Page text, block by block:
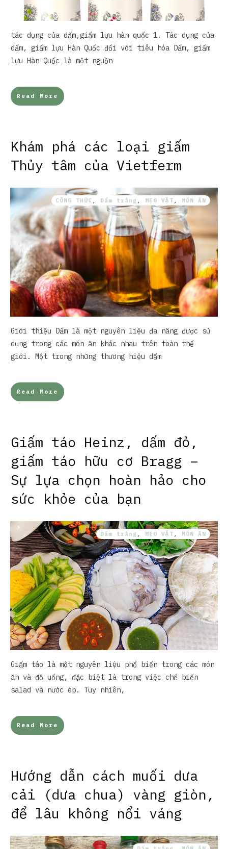
tác dụng của dấm,giấm lựu hàn quốc 1. Tác dụng của
dấm, giấm lựu Hàn Quốc đối với tiêu hóa Dấm, giấm
lựu Hàn Quốc là một nguồn
Read More
Khám phá các loại giấm
Thủy tâm của Vietferm
CÔNG THỨC Dấm trắng MẸO VẶT MÓN ĂN
Giới thiệu Dấm là một nguyên liệu đa năng được sử
dụng trong các món ăn khác nhau trên toàn thế
giới. Một trong những thương hiệu dấm
Read More
Giấm táo Heinz, dấm đỏ,
giấm táo hữu cơ Bragg –
Sự lựa chọn hoàn hảo cho
sức khỏe của bạn
Dấm trắng MẸO VẶT MÓN ĂN
Giấm táo là một nguyên liệu phổ biến trong các món
ăn và đồ uống, đặc biệt là trong việc chế biến
salad và nước ép. Tuy nhiên,
Read More
Hướng dẫn cách muối dưa
cải (dưa chua) vàng giòn,
để lâu không nổi váng